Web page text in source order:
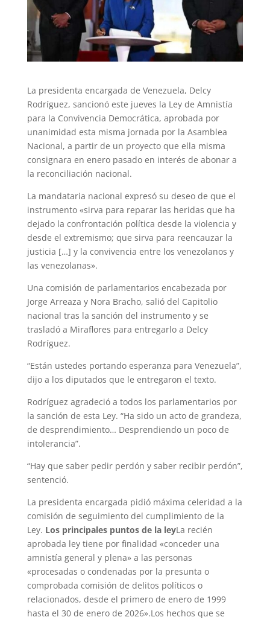
La presidenta encargada de Venezuela, Delcy
Rodríguez, sancionó este jueves la Ley de Amnistía
para la Convivencia Democrática, aprobada por
unanimidad esta misma jornada por la Asamblea
Nacional, a partir de un proyecto que ella misma
consignara en enero pasado en interés de abonar a
la reconciliación nacional.
La mandataria nacional expresó su deseo de que el
instrumento «sirva para reparar las heridas que ha
dejado la confrontación política desde la violencia y
desde el extremismo; que sirva para reencauzar la
justicia […] y la convivencia entre los venezolanos y
las venezolanas».
Una comisión de parlamentarios encabezada por
Jorge Arreaza y Nora Bracho, salió del Capitolio
nacional tras la sanción del instrumento y se
trasladó a Miraflores para entregarlo a Delcy
Rodríguez.
“Están ustedes portando esperanza para Venezuela”,
dijo a los diputados que le entregaron el texto.
Rodríguez agradeció a todos los parlamentarios por
la sanción de esta Ley. “Ha sido un acto de grandeza,
de desprendimiento… Desprendiendo un poco de
intolerancia”.
“Hay que saber pedir perdón y saber recibir perdón”,
sentenció.
La presidenta encargada pidió máxima celeridad a la
comisión de seguimiento del cumplimiento de la
Ley. Los principales puntos de la leyLa recién
aprobada ley tiene por finalidad «conceder una
amnistía general y plena» a las personas
«procesadas o condenadas por la presunta o
comprobada comisión de delitos políticos o
relacionados, desde el primero de enero de 1999
hasta el 30 de enero de 2026».Los hechos que se